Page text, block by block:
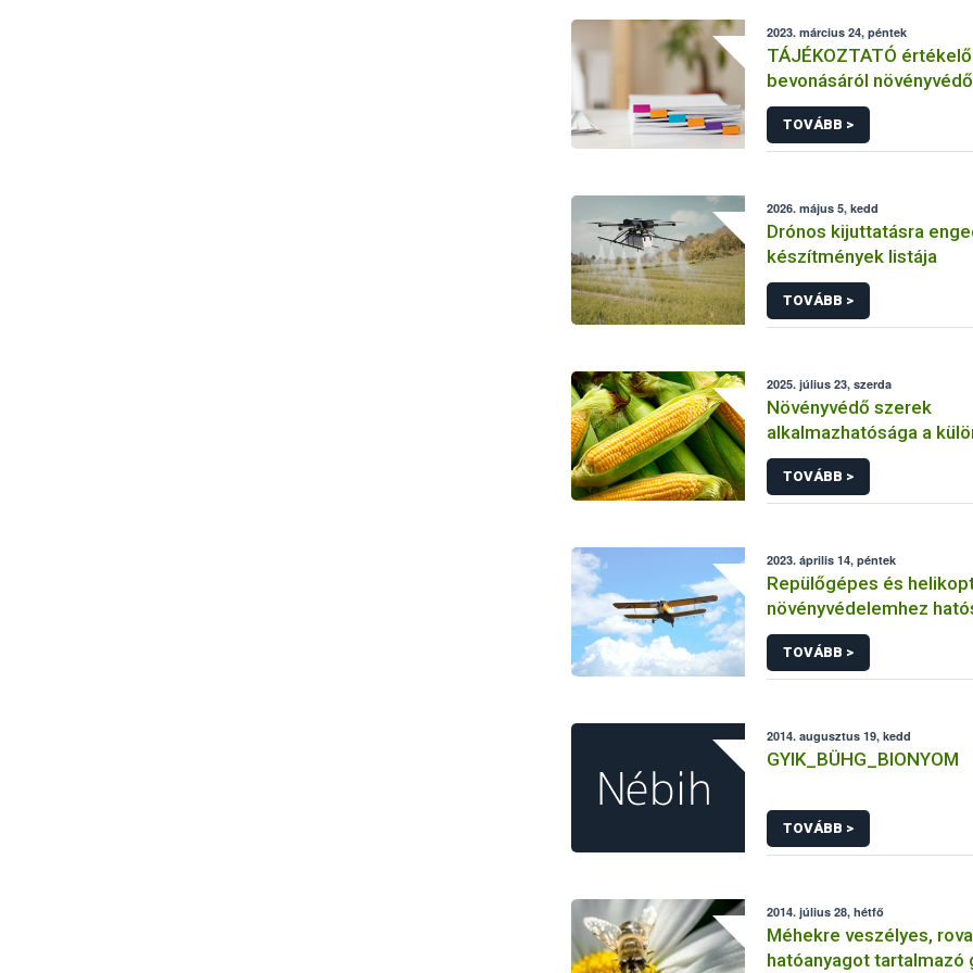
2023. március 24, péntek
TÁJÉKOZTATÓ
bevonásáról
hatóanyag és
engedélyezésére,
engedély
TOVÁBB >
2026. május 5, kedd
Drónos kijuttatásra
készítmények listája
TOVÁBB >
2025. július 23, szerda
Növényvédő szerek
alkalmazhatósága a
kukorica kultúrákban
TOVÁBB >
2023. április 14, péntek
Repülőgépes és
növényvédelemhez
engedéllyel rendelkező
TOVÁBB >
2014. augusztus 19, kedd
GYIK_BÜHG_BIONYOM
TOVÁBB >
2014. július 28, hétfő
Méhekre veszélyes,
hatóanyagot tartalmazó